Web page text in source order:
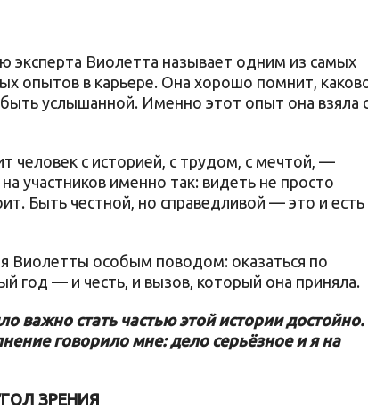
эксперта Виолетта называет одним из самых
опытов в карьере. Она хорошо помнит,
услышанной. Именно этот опыт она взяла
человек с историей, с трудом, с мечтой, —
участников именно так: видеть не просто
Быть честной, но справедливой — это и есть
Виолетты особым поводом: оказаться по
год — и честь, и вызов, который она приняла.
важно стать частью этой истории достойно.
говорило мне: дело серьёзное и я на
ЗРЕНИЯ